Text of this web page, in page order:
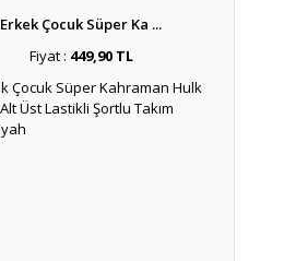
Erkek Çocuk Süper Ka ...
Fiyat : 449,90 TL